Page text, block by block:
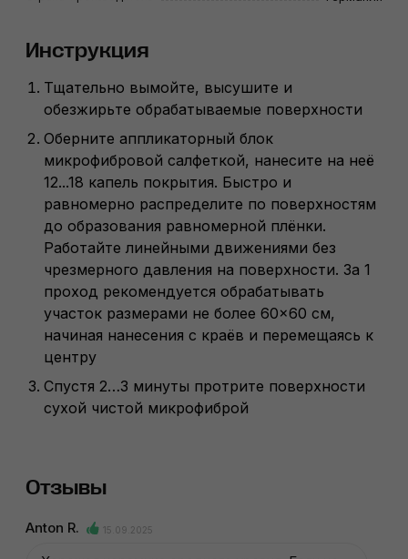
Инструкция
Тщательно вымойте, высушите и
обезжирьте обрабатываемые поверхности
Оберните аппликаторный блок
микрофибровой салфеткой, нанесите на неё
12...18 капель покрытия. Быстро и
равномерно распределите по поверхностям
до образования равномерной плёнки.
Работайте линейными движениями без
чрезмерного давления на поверхности. За 1
проход рекомендуется обрабатывать
участок размерами не более 60×60 см,
начиная нанесения с краёв и перемещаясь к
центру
Спустя 2…3 минуты протрите поверхности
сухой чистой микрофиброй
Отзывы
Anton R. 15.09.2025